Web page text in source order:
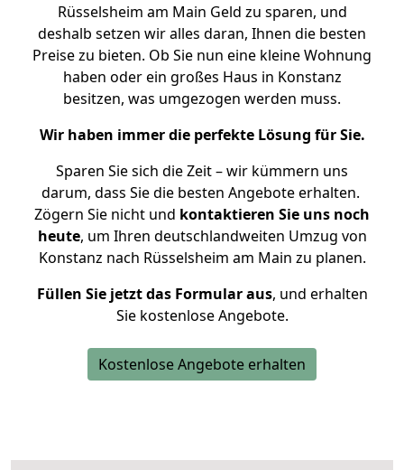
Rüsselsheim am Main Geld zu sparen, und
deshalb setzen wir alles daran, Ihnen die besten
Preise zu bieten. Ob Sie nun eine kleine Wohnung
haben oder ein großes Haus in Konstanz
besitzen, was umgezogen werden muss.
Wir haben immer die perfekte Lösung für Sie.
Sparen Sie sich die Zeit – wir kümmern uns
darum, dass Sie die besten Angebote erhalten.
Zögern Sie nicht und kontaktieren Sie uns noch
heute, um Ihren deutschlandweiten Umzug von
Konstanz nach Rüsselsheim am Main zu planen.
Füllen Sie jetzt das Formular aus, und erhalten
Sie kostenlose Angebote.
Kostenlose Angebote erhalten